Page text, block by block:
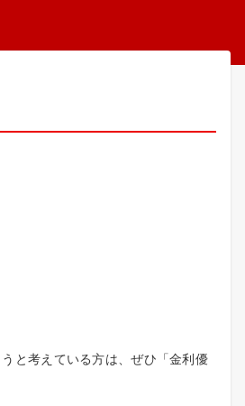
と考えている方は、ぜひ「金利優